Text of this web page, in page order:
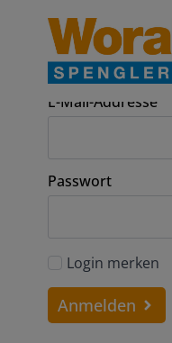
Anmeldung
E-Mail-Addresse
Passwort
Login merken
Anmelden